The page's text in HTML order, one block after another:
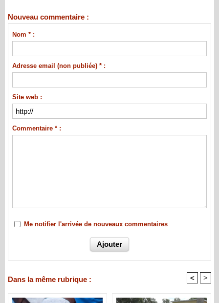
Nouveau commentaire :
Nom * :
Adresse email (non publiée) * :
Site web :
Commentaire * :
Me notifier l'arrivée de nouveaux commentaires
Dans la même rubrique : < >